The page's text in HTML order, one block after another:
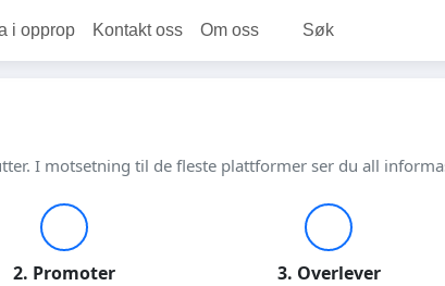
i opprop Kontakt oss Om oss Søk
I motsetning til de fleste plattformer ser du all
2. Promoter 3. Overlever